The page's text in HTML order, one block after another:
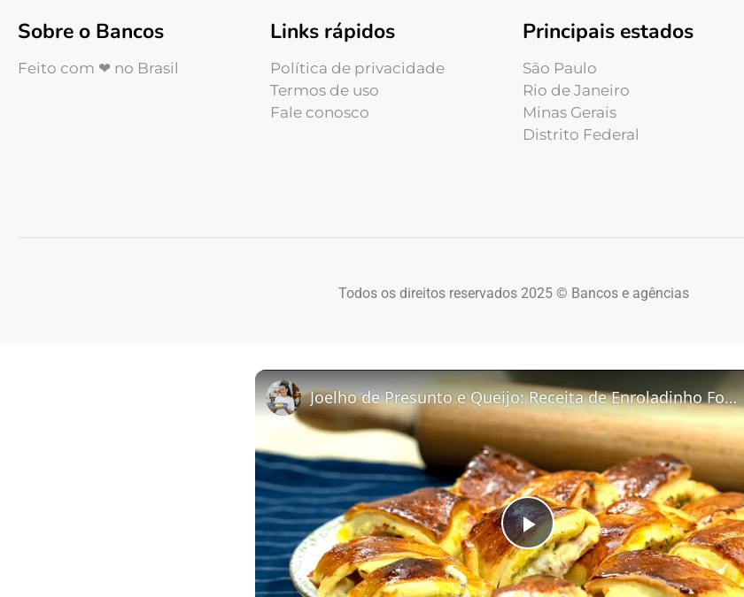
Sobre o Bancos
Feito com ❤ no Brasil
Links rápidos
Política de privacidade
Termos de uso
Fale conosco
Principais estados
São Paulo
Rio de Janeiro
Minas Gerais
Distrito Federal
Todos os direitos reservados 2025 © Bancos e agências
Play Video
Joelho de Presunto e Queijo: Receita de Enroladinho Fofinho